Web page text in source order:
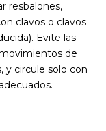
resbalones,
clavos o clavos
Evite las
de
y circule solo con